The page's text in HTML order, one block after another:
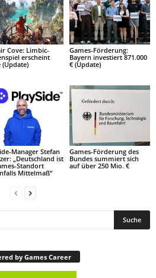
Cove: Limbic-
erscheint
(Update)
Games-Förderung:
Bayern investiert 871.000
€ (Update)
Manager Stefan
„Deutschland ist
Standort
Mittelmaß“
Games-Förderung des
Bundes summiert sich
auf über 250 Mio. €
by Games Career